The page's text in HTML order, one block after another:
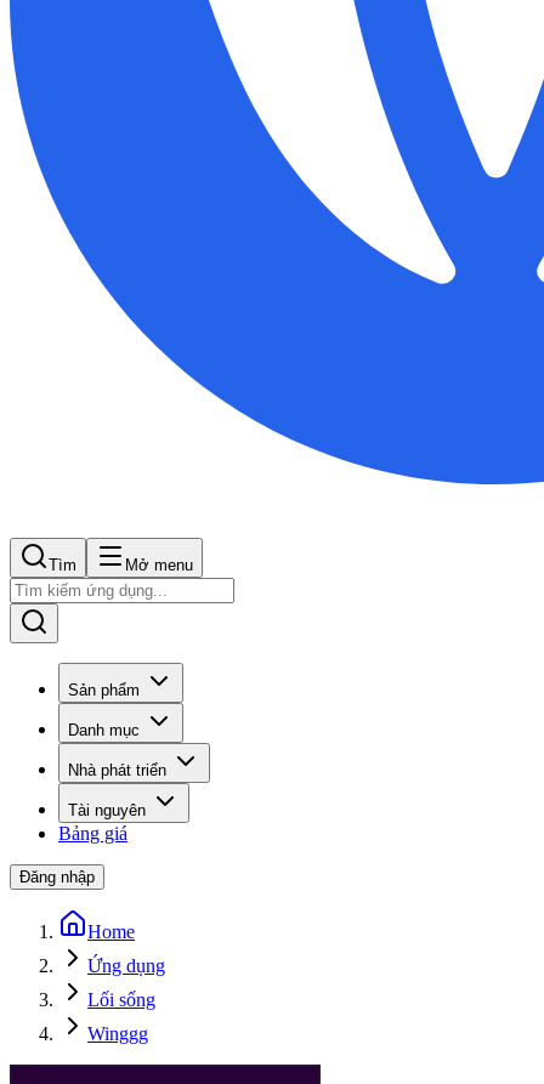
Tìm Mở menu
Sản phẩm
Danh mục
Nhà phát triển
Tài nguyên
Bảng giá
Đăng nhập
Home
Ứng dụng
Lối sống
Winggg